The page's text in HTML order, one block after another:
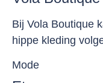
Bij Vola Boutique
hippe kleding
Mode